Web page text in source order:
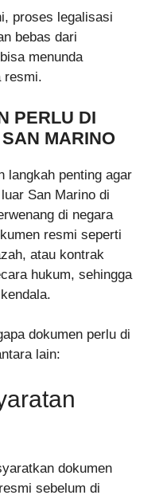
proses legalisasi
bebas dari
menunda
resmi.
PERLU DI
MARINO
langkah penting agar
San Marino di
di negara
resmi seperti
atau kontrak
hukum, sehingga
dokumen perlu di
lain:
dokumen
sebelum di